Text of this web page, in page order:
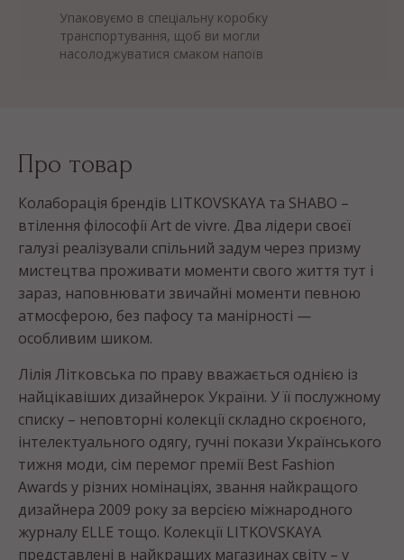
Упаковуємо в спеціальну коробку
транспортування, щоб ви могли
насолоджуватися смаком напоїв
Про товар
Колаборація брендів LITKOVSKAYA та SHABO –
втілення філософії Аrt de vivre. Два лідери своєї
галузі реалізували спільний задум через призму
мистецтва проживати моменти свого життя тут і
зараз, наповнювати звичайні моменти певною
атмосферою, без пафосу та манірності —
особливим шиком.
Лілія Літковська по праву вважається однією із
найцікавіших дизайнерок України. У її послужному
списку – неповторні колекції складно скроєного,
інтелектуального одягу, гучні покази Українського
тижня моди, сім перемог премії Best Fashion
Awards у різних номінаціях, звання найкращого
дизайнера 2009 року за версією міжнародного
журналу ELLE тощо. Колекції LITKOVSKAYA
представлені в найкращих магазинах світу – у